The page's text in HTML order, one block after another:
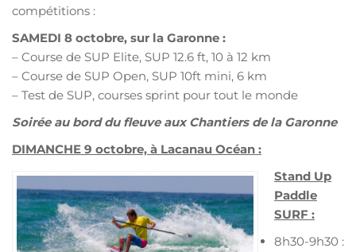
compétitions :
SAMEDI 8 octobre, sur la Garonne :
– Course de SUP Elite, SUP 12.6 ft, 10 à 12 km
– Course de SUP Open, SUP 10ft mini, 6 km
– Test de SUP, courses sprint pour tout le monde
Soirée au bord du fleuve aux Chantiers de la Garonne
DIMANCHE 9 octobre, à Lacanau Océan :
Stand Up
Paddle
SURF :
8h30-9h30 :